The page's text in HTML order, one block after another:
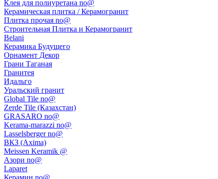
Клея для полиуретана no@
Керамическая плитка / Керамогранит
Плитка прочая no@
Строительная Плитка и Керамогранит
Belani
Керамика Будущего
Орнамент Декор
Грани Таганая
Гранитея
Идальго
Уральский гранит
Global Tile no@
Zerde Tile (Казахстан)
GRASARO no@
Kerama-marazzi no@
Lasselsberger no@
ВКЗ (Axima)
Meissen Keramik @
Азори no@
Laparet
Керамин no@